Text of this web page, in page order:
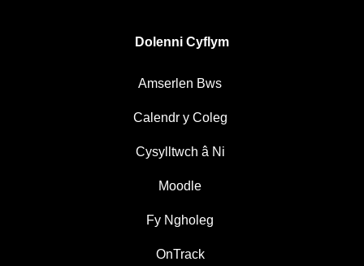
Dolenni Cyflym
Amserlen Bws
Calendr y Coleg
Cysylltwch â Ni
Moodle
Fy Ngholeg
OnTrack